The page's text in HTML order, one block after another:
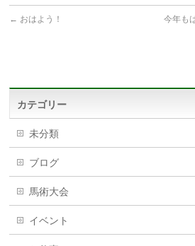
← おはよう！
今年も
カテゴリー
未分類
ブログ
馬術大会
イベント